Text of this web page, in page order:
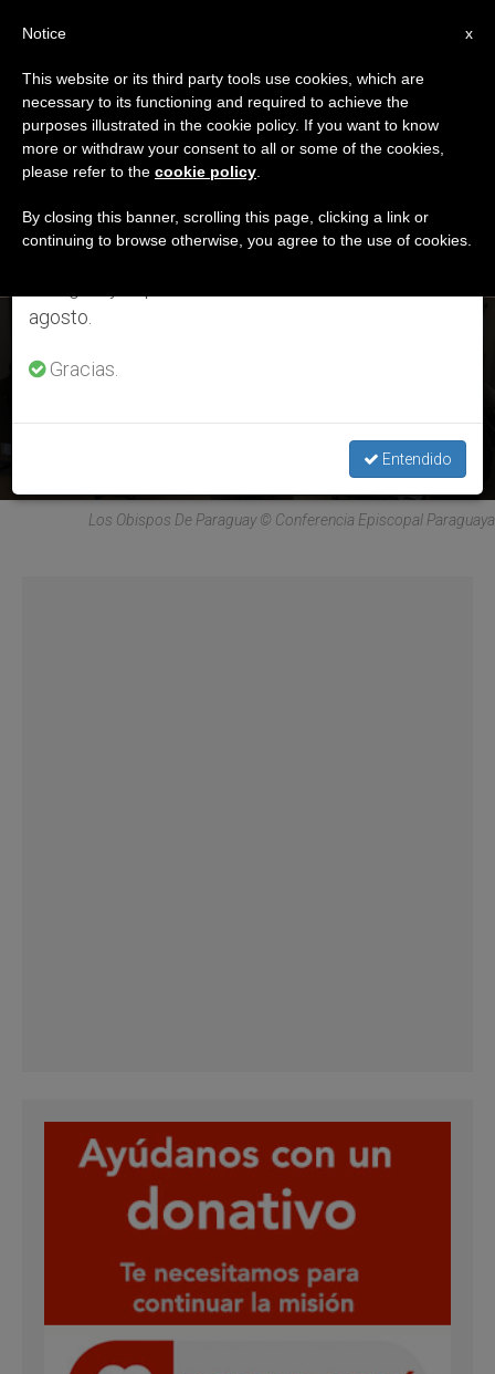
ETIQUETA
Posts Tagged ‘Paraná’
ÚLTIMAS NOTICIAS
Paraguay: Los obispos reclaman que el Gobierno aclare el
acuerdo energético con Brasil
Los Obispos De Paraguay © Conferencia Episcopal Paraguaya
×
Aviso importante
Del 27 de julio al 7 de agosto haremos la pausa
anual, aprovechando que en el periodo de verano
se generan menos informaciones y también el
agosto.
Gracias.
Entendido
x
Notice
This website or its third party tools use cookies, which are
necessary to its functioning and required to achieve the
purposes illustrated in the cookie policy. If you want to know
more or withdraw your consent to all or some of the cookies,
please refer to the cookie policy
By closing this banner, scrolling this page, clicking a link or
continuing to browse otherwise, you agree to the use of cookies.